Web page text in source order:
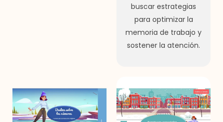
buscar estrategias
para optimizar la
memoria de trabajo y
sostener la atención.